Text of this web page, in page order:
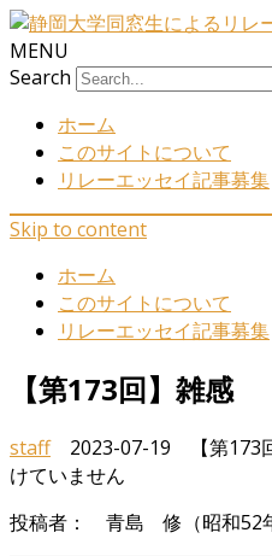
MENU
Search
ホーム
このサイトについて
リレーエッセイ記事募集
Skip to content
ホーム
このサイトについて
リレーエッセイ記事募集
【第173回】雑感
staff 2023-07-19 【第
けていません
投稿者： 青島 修（昭和52年